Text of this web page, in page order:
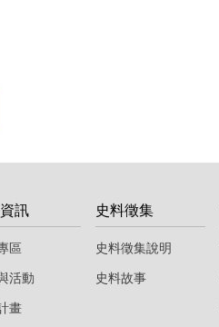
訊
區
活動
畫
史料徵集
史料徵集說明
史料故事